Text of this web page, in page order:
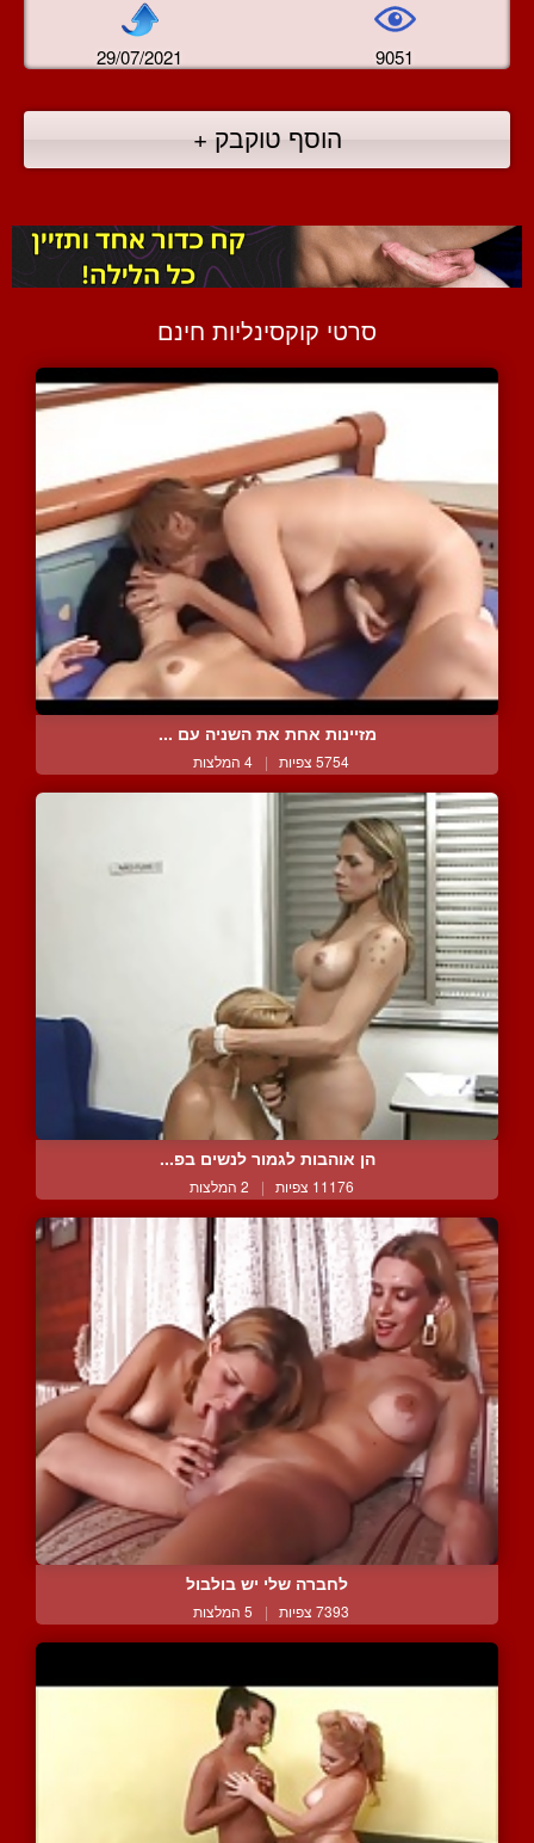
29/07/2021 9051
הוסף טוקבק +
סרטי קוקסינליות חינם
מזיינות אחת את השניה עם ...
5754 צפיות | 4 המלצות
הן אוהבות לגמור לנשים בפ...
11176 צפיות | 2 המלצות
לחברה שלי יש בולבול
7393 צפיות | 5 המלצות